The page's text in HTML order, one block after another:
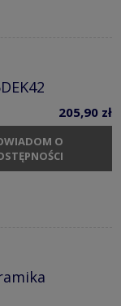
205,90 zł
O